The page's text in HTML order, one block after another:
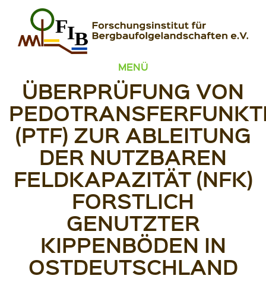
Zum Inhalt springen
FIB – Forschungsinstitut für Bergbaufolgelandschaften
MENÜ
ÜBERPRÜFUNG VON
(PTF) ZUR ABLEITUNG
DER NUTZBAREN
FELDKAPAZITÄT (NFK)
FORSTLICH
GENUTZTER
KIPPENBÖDEN IN
OSTDEUTSCHLAND